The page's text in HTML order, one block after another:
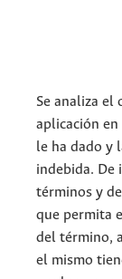
Se analiza el
aplicación
le ha dado y
indebida. De
términos y
que permita
del término,
el mismo